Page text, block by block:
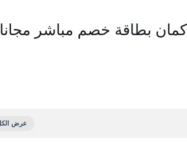
بطاقة خصم مباشر مجانا